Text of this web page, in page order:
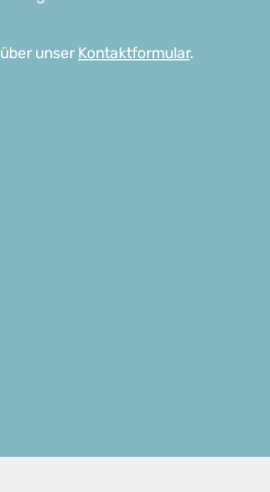
unser Kontaktformular.